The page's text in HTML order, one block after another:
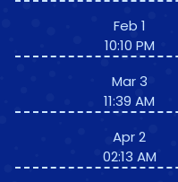
Feb 1
10:10 PM
Mar 3
11:39 AM
Apr 2
02:13 AM